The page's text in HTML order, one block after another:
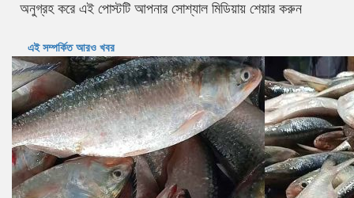
অনুগ্রহ করে এই পোস্টটি আপনার সোশ্যাল মিডিয়ায় শেয়ার করুন
এই সম্পর্কিত আরও খবর